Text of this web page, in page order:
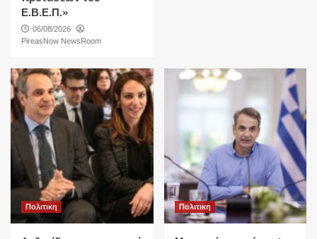
Ε.Β.Ε.Π.»
06/08/2026
PireasNow NewsRoom
Πολιτικη Πολιτικη